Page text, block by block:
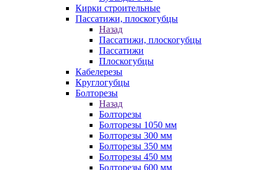
Кирки строительные
Пассатижи, плоскогубцы
Назад
Пассатижи, плоскогубцы
Пассатижи
Плоскогубцы
Кабелерезы
Круглогубцы
Болторезы
Назад
Болторезы
Болторезы 1050 мм
Болторезы 300 мм
Болторезы 350 мм
Болторезы 450 мм
Болторезы 600 мм